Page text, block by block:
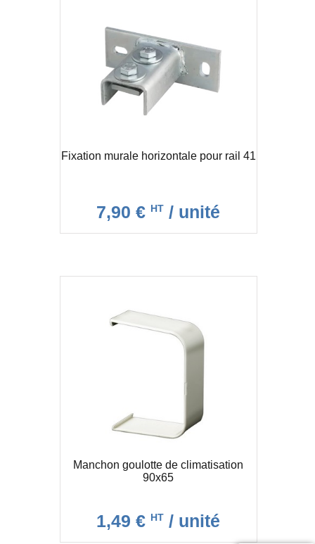
Fixation murale horizontale pour rail 41
7,90 € HT / unité
Manchon goulotte de climatisation
90x65
1,49 € HT / unité